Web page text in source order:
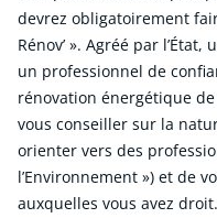
devrez obligatoirement
Rénov’ ». Agréé par l’État,
un professionnel de
rénovation énergétique
vous conseiller sur la
orienter vers des
l’Environnement ») et de
auxquelles vous avez droit.